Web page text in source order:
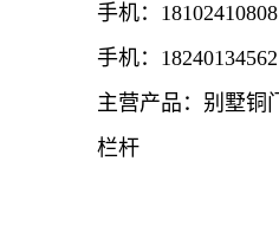
手机：18102410808
手机： 18240134562
主营产品： 别墅铜门
栏杆